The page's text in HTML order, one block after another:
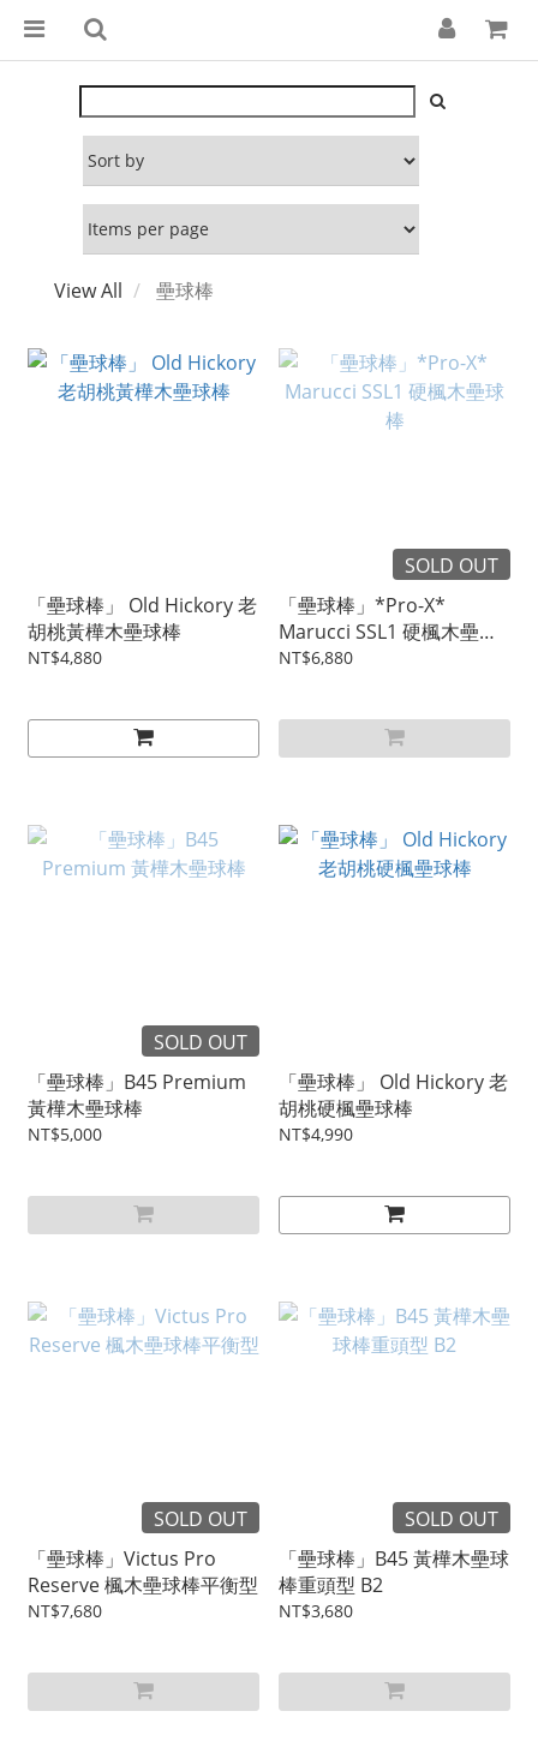
View All 壘球棒
「壘球棒」 Old Hickory 老
胡桃黃樺木壘球棒
NT$4,880
SOLD OUT
「壘球棒」*Pro-X*
Marucci SSL1 硬楓木壘球
棒
NT$6,880
SOLD OUT
「壘球棒」B45 Premium
黃樺木壘球棒
NT$5,000
「壘球棒」 Old Hickory 老
胡桃硬楓壘球棒
NT$4,990
SOLD OUT
「壘球棒」Victus Pro
Reserve 楓木壘球棒平衡型
NT$7,680
SOLD OUT
「壘球棒」B45 黃樺木壘球
棒重頭型 B2
NT$3,680